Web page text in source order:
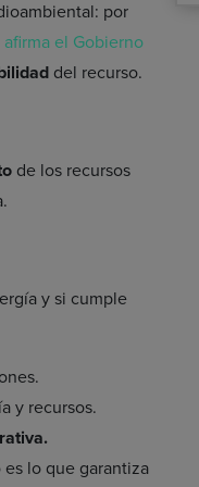
por
el Gobierno
del recurso.
de los recursos
y si cumple
y recursos.
lo que garantiza